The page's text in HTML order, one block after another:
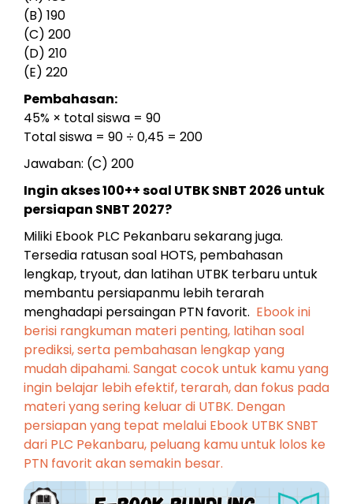
(B) 190
(C) 200
(D) 210
(E) 220
Pembahasan:
45% × total siswa = 90
Total siswa = 90 ÷ 0,45 = 200
Jawaban: (C) 200
Ingin akses 100++ soal UTBK SNBT 2026 untuk
persiapan SNBT 2027?
Miliki Ebook PLC Pekanbaru sekarang juga.
Tersedia ratusan soal HOTS, pembahasan
lengkap, tryout, dan latihan UTBK terbaru untuk
membantu persiapanmu lebih terarah
menghadapi persaingan PTN favorit. Ebook ini
berisi rangkuman materi penting, latihan soal
prediksi, serta pembahasan lengkap yang
mudah dipahami. Sangat cocok untuk kamu yang
ingin belajar lebih efektif, terarah, dan fokus pada
materi yang sering keluar di UTBK. Dengan
persiapan yang tepat melalui Ebook UTBK SNBT
dari PLC Pekanbaru, peluang kamu untuk lolos ke
PTN favorit akan semakin besar.